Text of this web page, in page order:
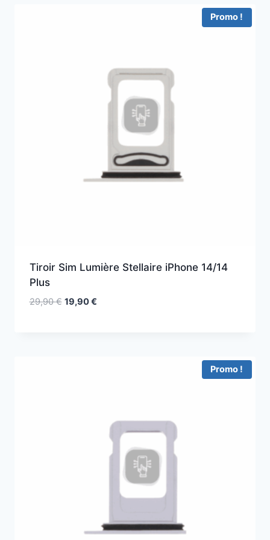
Promo !
Tiroir Sim Lumière Stellaire iPhone 14/14
Plus
29,90€ 19,90€
Promo !